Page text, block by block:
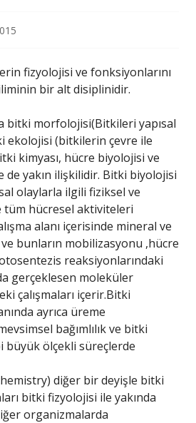
fizyolojisi ve fonksiyonlarını
bir alt disiplinidir.
bitki morfolojisi(Bitkileri yapısal
ekolojisi (bitkilerin çevre ile
kimyası, hücre biyolojisi ve
yakın ilişkilidir. Bitki biyolojisi
olaylarla ilgili fiziksel ve
tüm hücresel aktiviteleri
alanı içerisinde mineral ve
bunların mobilizasyonu ,hücre
reaksiyonlarındaki
gerçeklesen moleküler
çalışmaları içerir.Bitki
ayrıca üreme
bağımlılık ve bitki
büyük ölçekli süreçlerde
diğer bir deyişle bitki
bitki fizyolojisi ile yakında
organizmalarda